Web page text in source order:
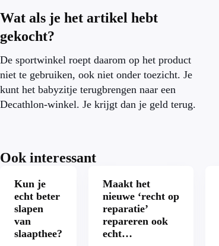
Wat als je het artikel hebt
gekocht?
De sportwinkel roept daarom op het product
niet te gebruiken, ook niet onder toezicht. Je
kunt het babyzitje terugbrengen naar een
Decathlon-winkel. Je krijgt dan je geld terug.
Ook interessant
Kun je
echt beter
slapen
van
slaapthee?
Maakt het
nieuwe ‘recht op
reparatie’
repareren ook
echt